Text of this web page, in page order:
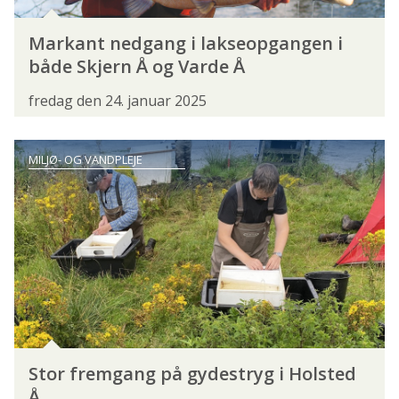
FISKEARTER
ABORRE BERGGYLTE
BRASEN
BROWN-BOW BRØDING BÆKLAMPRET
BÆKØRRED BÅNDGRUNDLING DØBEL
ELRITSE FJELDØRRED FJÆSING
FLODLAMPRET GEDDE GRÆSKARPE
GRÅHAJ GRÅSKALLE GULDMAKREL
HAJ HAVBARS HAVKAT
HAVLAMPRET HAVTASKE HAVØRRED
Markant nedgang i lakseopgangen i
både Skjern Å og Varde Å
fredag den 24. januar 2025
MILJØ- OG VANDPLEJE
Stor fremgang på gydestryg i Holsted